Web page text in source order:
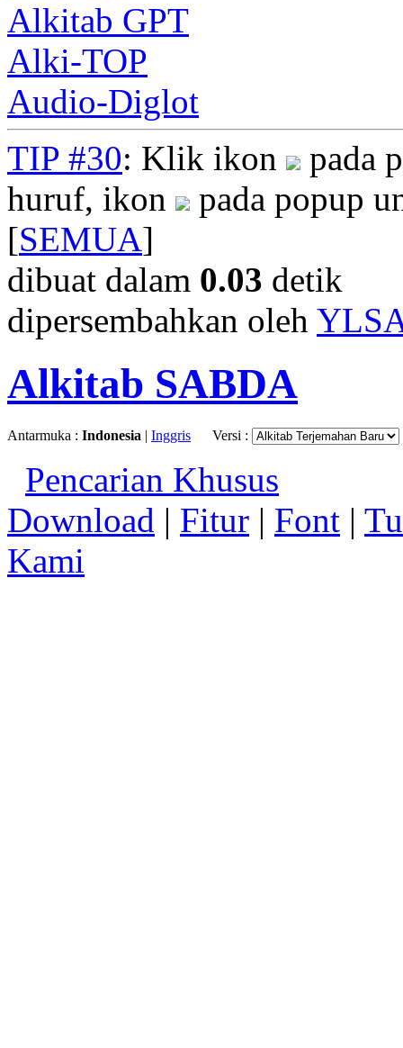
Alkitab GPT
Alki-TOP
Audio-Diglot
TIP #30: Klik ikon
pada
huruf, ikon
pada popup
[SEMUA]
dibuat dalam 0.03 detik
dipersembahkan oleh
Alkitab SABDA
Antarmuka : Indonesia | Inggris Versi :
Pencarian Khusus
Download | Fitur | Font |
Kami